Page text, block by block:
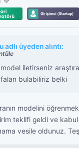
adlı üyeden alıntı:
iletirseniz
bulabiliriz belki
modelini
teklifi geldi ve
vesile oldunuz.